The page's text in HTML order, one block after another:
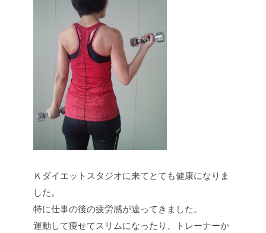
Ｋダイエットスタジオに来てとても健康になりま
した。
特に仕事の後の疲労感が違ってきました。
運動して痩せてスリムになったり、トレーナーか